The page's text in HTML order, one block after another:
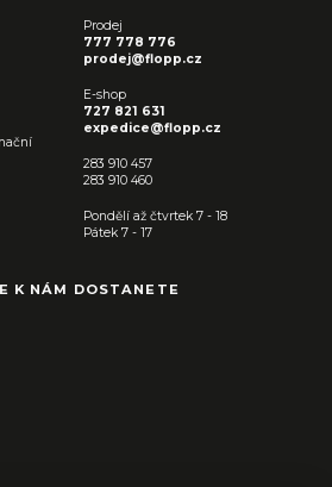
Prodej
777 778 776
prodej@flopp.cz
E-shop
727 821 631
expedice@flopp.cz
283 910 457
283 910 460
Pondělí až čtvrtek 7 - 18
Pátek 7 - 17
K NÁM DOSTANETE